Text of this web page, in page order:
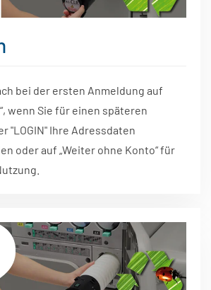
bei der ersten Anmeldung auf
wenn Sie für einen späteren
"LOGIN" Ihre Adressdaten
oder auf „Weiter ohne Konto“ für